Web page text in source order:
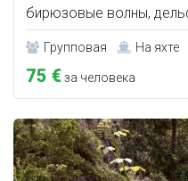
бирюзовые волны,
Групповая На яхте
75 €за человека